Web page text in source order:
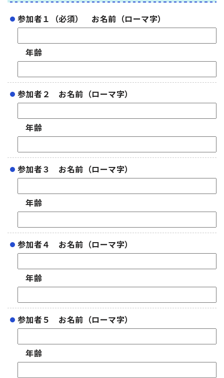
参加者１（必須） お名前（ローマ字）
年齢
参加者２ お名前（ローマ字）
年齢
参加者３ お名前（ローマ字）
年齢
参加者４ お名前（ローマ字）
年齢
参加者５ お名前（ローマ字）
年齢